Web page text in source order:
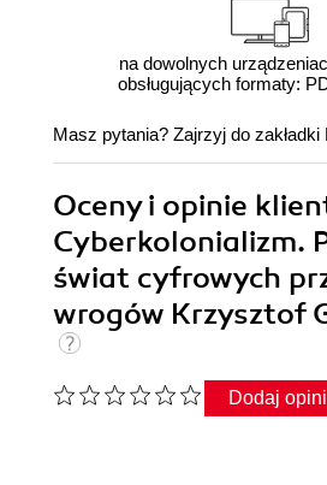
na dowolnych
obsługujących formaty:
Masz pytania? Zajrzyj do zakładki
Oceny i opinie
Cyberkolonializm.
świat cyfrowych
wrogów Krzysztof
Dodaj